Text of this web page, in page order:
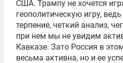
США. Трампу не хочется
геополитическую игру,
терпение, четкий анализ,
при нем мы не увидим
Кавказе. Зато Россия в
весьма активна, но и ее